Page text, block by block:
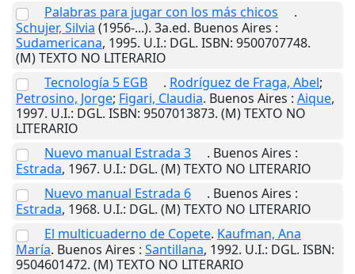
Palabras para jugar con los más chicos
.
Schujer, Silvia (1956-...). 3a.ed. Buenos Aires :
Sudamericana, 1995. U.I.: DGL. ISBN: 9500707748.
(M) TEXTO NO LITERARIO
Tecnología 5 EGB
. Rodríguez de Fraga, Abel;
Petrosino, Jorge; Figari, Claudia. Buenos Aires : Aique,
1997. U.I.: DGL. ISBN: 9507013873. (M) TEXTO NO
LITERARIO
Nuevo manual Estrada 3
. Buenos Aires :
Estrada, 1967. U.I.: DGL. (M) TEXTO NO LITERARIO
Nuevo manual Estrada 6
. Buenos Aires :
Estrada, 1968. U.I.: DGL. (M) TEXTO NO LITERARIO
El multicuaderno de Copete. Kaufman, Ana
María. Buenos Aires : Santillana, 1992. U.I.: DGL. ISBN:
9504601472. (M) TEXTO NO LITERARIO